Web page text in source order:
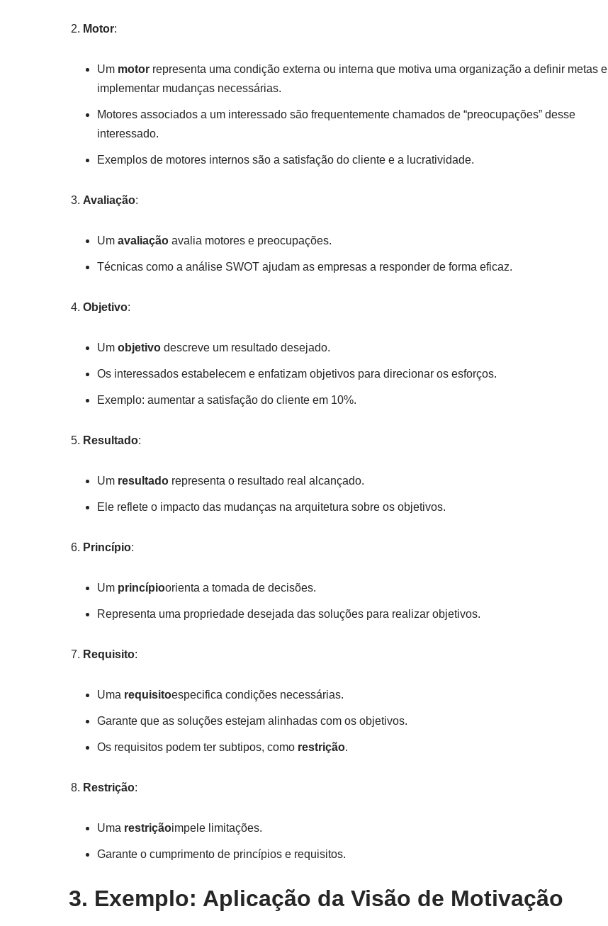
Motor:
Um motor representa uma condição externa ou interna que motiva uma organização a definir metas e
implementar mudanças necessárias.
Motores associados a um interessado são frequentemente chamados de “preocupações” desse
interessado.
Exemplos de motores internos são a satisfação do cliente e a lucratividade.
Avaliação:
Um avaliação avalia motores e preocupações.
Técnicas como a análise SWOT ajudam as empresas a responder de forma eficaz.
Objetivo:
Um objetivo descreve um resultado desejado.
Os interessados estabelecem e enfatizam objetivos para direcionar os esforços.
Exemplo: aumentar a satisfação do cliente em 10%.
Resultado:
Um resultado representa o resultado real alcançado.
Ele reflete o impacto das mudanças na arquitetura sobre os objetivos.
Princípio:
Um princípioorienta a tomada de decisões.
Representa uma propriedade desejada das soluções para realizar objetivos.
Requisito:
Uma requisitoespecifica condições necessárias.
Garante que as soluções estejam alinhadas com os objetivos.
Os requisitos podem ter subtipos, como restrição.
Restrição:
Uma restriçãoimpele limitações.
Garante o cumprimento de princípios e requisitos.
3. Exemplo: Aplicação da Visão de Motivação